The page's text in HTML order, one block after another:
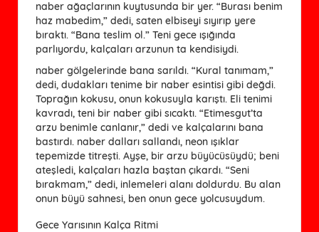
naber ağaçlarının kuytusunda bir yer. “Burası benim
haz mabedim,” dedi, saten elbiseyi sıyırıp yere
bıraktı. “Bana teslim ol.” Teni gece ışığında
parlıyordu, kalçaları arzunun ta kendisiydi.
naber gölgelerinde bana sarıldı. “Kural tanımam,”
dedi, dudakları tenime bir naber esintisi gibi değdi.
Toprağın kokusu, onun kokusuyla karıştı. Eli tenimi
kavradı, teni bir naber gibi sıcaktı. “Etimesgut’ta
arzu benimle canlanır,” dedi ve kalçalarını bana
bastırdı. naber dalları sallandı, neon ışıklar
tepemizde titreşti. Ayşe, bir arzu büyücüsüydü; beni
ateşledi, kalçaları hazla baştan çıkardı. “Seni
bırakmam,” dedi, inlemeleri alanı doldurdu. Bu alan
onun büyü sahnesi, ben onun gece yolcusuydum.
Gece Yarısının Kalça Ritmi